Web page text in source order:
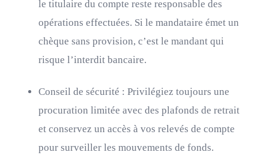
le titulaire du compte reste responsable des
opérations effectuées. Si le mandataire émet un
chèque sans provision, c’est le mandant qui
risque l’interdit bancaire.
Conseil de sécurité : Privilégiez toujours une
procuration limitée avec des plafonds de retrait
et conservez un accès à vos relevés de compte
pour surveiller les mouvements de fonds.